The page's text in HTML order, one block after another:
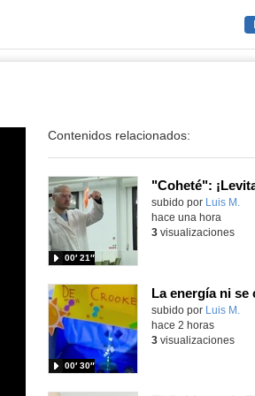
Contenidos relacionados:
Contenido educativo.
subido por Luis M.
00′ 21″
hace una hora
3visualizaciones
Contenido educativo.
subido por Luis M.
00′ 30″
hace 2 horas
3visualizaciones